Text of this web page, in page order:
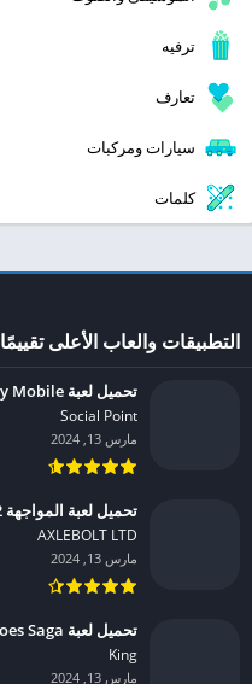
ترفيه
تعارف
سيارات ومركبات
كلمات
التطبيقات والعاب الأعلى تقييمًا
تحميل لعبة Dragon City Mobile مهكرة للاندرويد 2024
Social Point‏
مارس 13, 2024
تحميل لعبة المواجهة 2 مهكرة للاندرويد 2024
AXLEBOLT LTD‏
مارس 13, 2024
تحميل لعبة Farm Heroes Saga مهكرة للاندرويد 2024
King‏
مارس 13, 2024